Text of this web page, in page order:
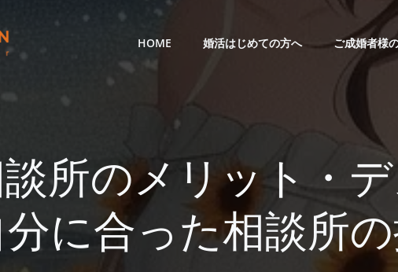
HOME 婚活はじめての方へ ご成婚者様
所のメリット・
分に合った相談所